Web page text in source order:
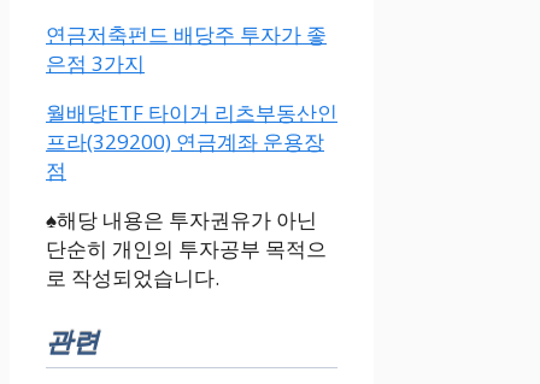
연금저축펀드 배당주 투자가 좋
은점 3가지
월배당ETF 타이거 리츠부동산인
프라(329200) 연금계좌 운용장
점
♠해당 내용은 투자권유가 아닌
단순히 개인의 투자공부 목적으
로 작성되었습니다.
관련